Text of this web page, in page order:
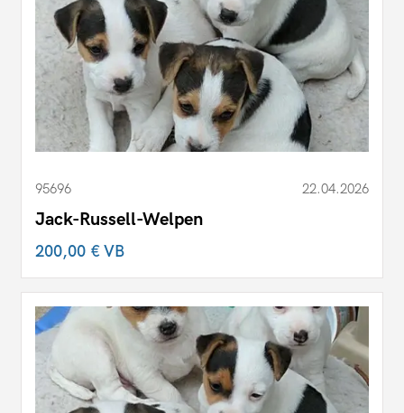
95696 22.04.2026
Jack-Russell-Welpen
200,00 €VB